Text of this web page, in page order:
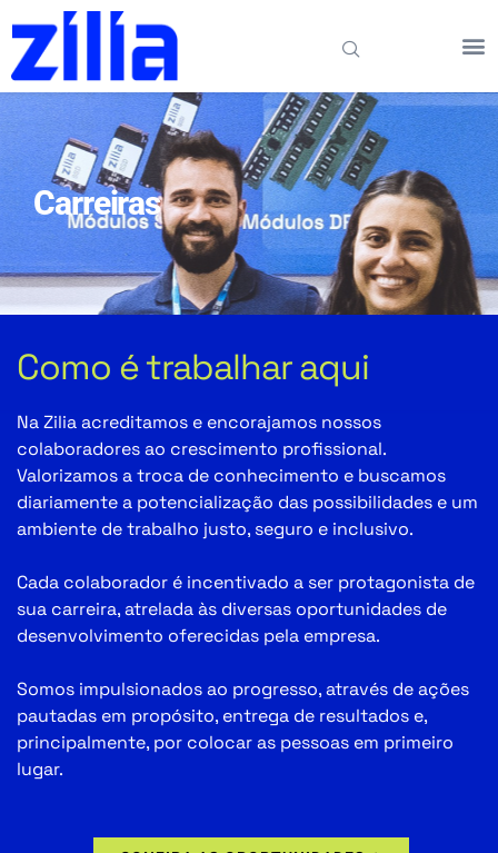
Carreiras
Como é trabalhar aqui
Na Zilia acreditamos e encorajamos nossos
colaboradores ao crescimento profissional.
Valorizamos a troca de conhecimento e buscamos
diariamente a potencialização das possibilidades e um
ambiente de trabalho justo, seguro e inclusivo.
Cada colaborador é incentivado a ser protagonista de
sua carreira, atrelada às diversas oportunidades de
desenvolvimento oferecidas pela empresa.
Somos impulsionados ao progresso, através de ações
pautadas em propósito, entrega de resultados e,
principalmente, por colocar as pessoas em primeiro
lugar.